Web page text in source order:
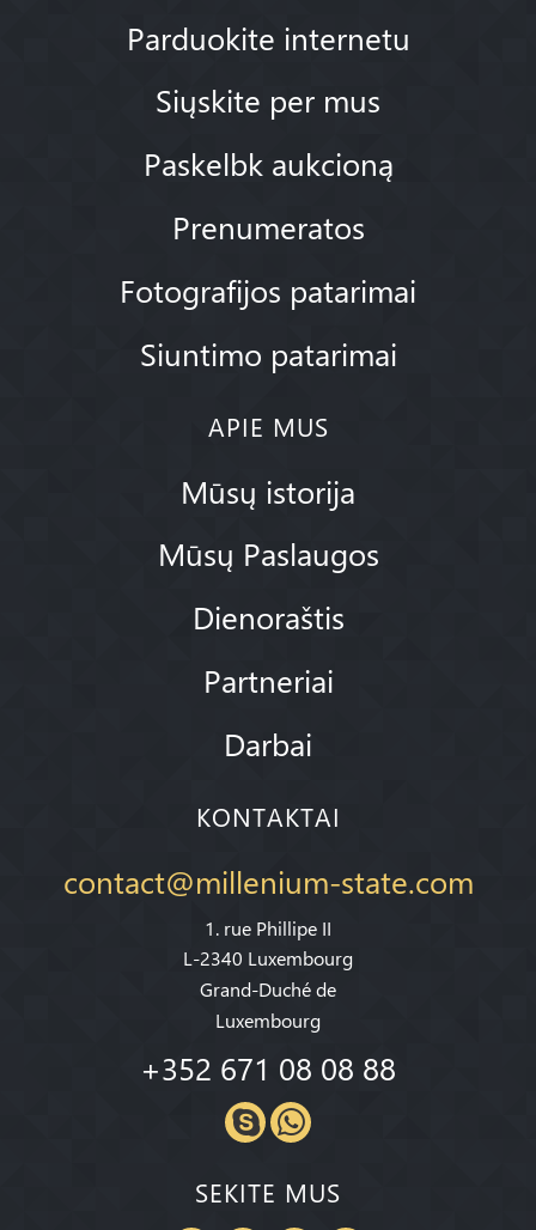
Parduokite internetu
Siųskite per mus
Paskelbk aukcioną
Prenumeratos
Fotografijos patarimai
Siuntimo patarimai
APIE MUS
Mūsų istorija
Mūsų Paslaugos
Dienoraštis
Partneriai
Darbai
KONTAKTAI
contact@millenium-state.com
1. rue Phillipe II
L-2340 Luxembourg
Grand-Duché de
Luxembourg
+352 671 08 08 88
SEKITE MUS